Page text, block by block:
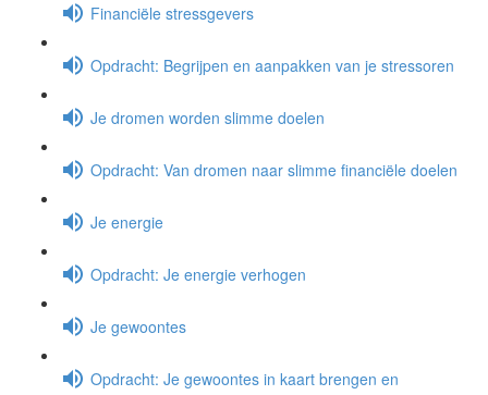
Financiële stressgevers
Opdracht: Begrijpen en aanpakken van je stressoren
Je dromen worden slimme doelen
Opdracht: Van dromen naar slimme financiële doelen
Je energie
Opdracht: Je energie verhogen
Je gewoontes
Opdracht: Je gewoontes in kaart brengen en